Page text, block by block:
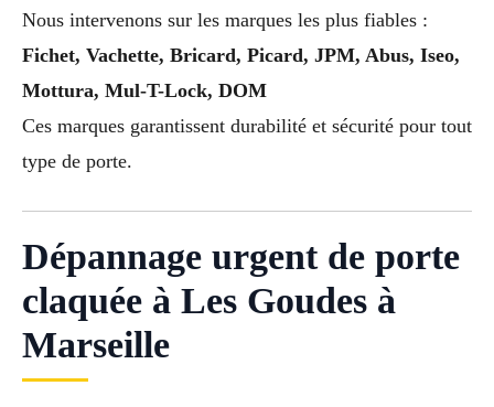
Nous intervenons sur les marques les plus fiables :
Fichet, Vachette, Bricard, Picard, JPM, Abus, Iseo,
Mottura, Mul-T-Lock, DOM
Ces marques garantissent durabilité et sécurité pour tout
type de porte.
Dépannage urgent de porte
claquée à Les Goudes à
Marseille